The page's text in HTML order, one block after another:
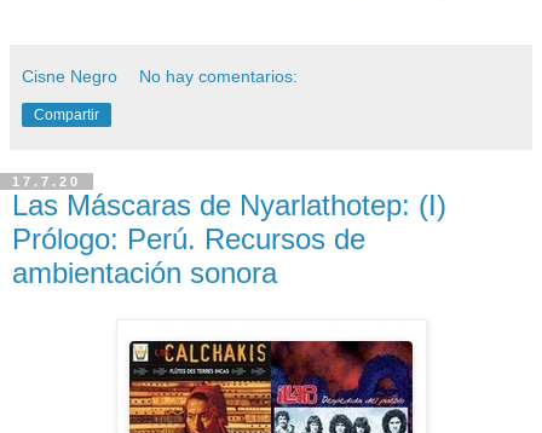
Cisne Negro No hay comentarios:
Compartir
17.7.20
Las Máscaras de Nyarlathotep: (I)
Prólogo: Perú. Recursos de
ambientación sonora